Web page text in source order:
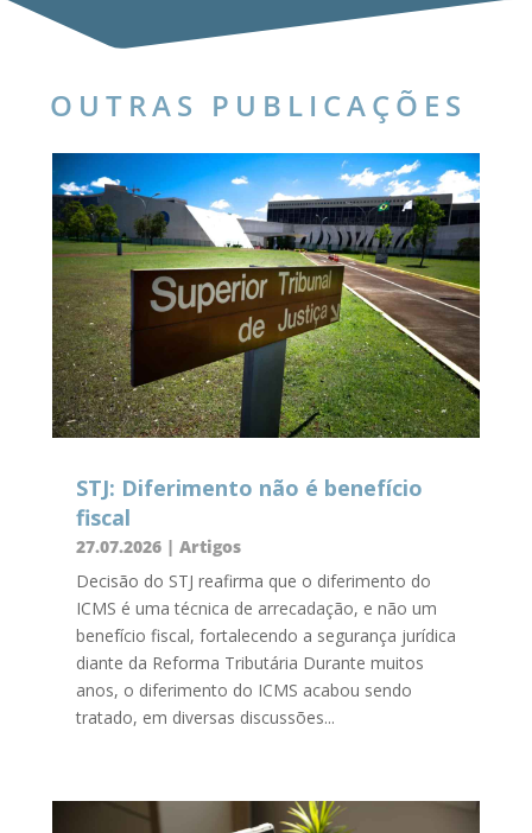
OUTRAS PUBLICAÇÕES
STJ: Diferimento não é benefício
fiscal
27.07.2026| Artigos
Decisão do STJ reafirma que o diferimento do
ICMS é uma técnica de arrecadação, e não um
benefício fiscal, fortalecendo a segurança jurídica
diante da Reforma Tributária Durante muitos
anos, o diferimento do ICMS acabou sendo
tratado, em diversas discussões...